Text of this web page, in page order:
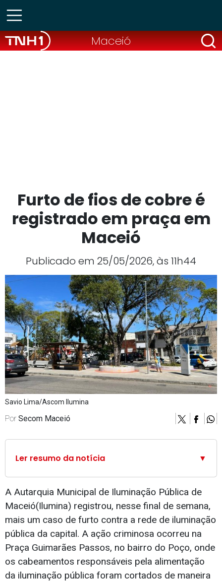
Maceió
Furto de fios de cobre é
registrado em praça em
Maceió
Publicado em 25/05/2026, às 11h44
Savio Lima/Ascom Ilumina
Por Secom Maceió
Ler resumo da notícia ▼
A Autarquia Municipal de Iluminação Pública de
Maceió(Ilumina) registrou, nesse final de semana,
mais um caso de furto contra a rede de iluminação
pública da capital. A ação criminosa ocorreu na
Praça Guimarães Passos, no bairro do Poço, onde
os cabeamentos responsáveis pela alimentação
da iluminação pública foram cortados de maneira